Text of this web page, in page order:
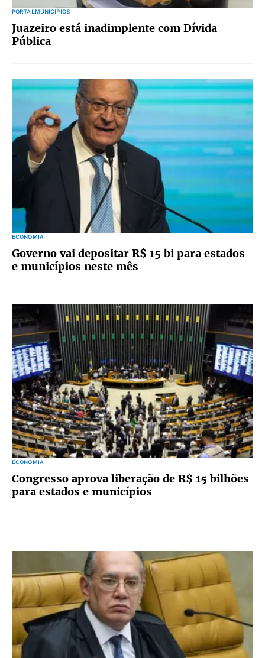
PORTALMUNICIPIOS
Juazeiro está inadimplente com Dívida
Pública
ECONOMIA
Governo vai depositar R$ 15 bi para estados
e municípios neste mês
ECONOMIA
Congresso aprova liberação de R$ 15 bilhões
para estados e municípios